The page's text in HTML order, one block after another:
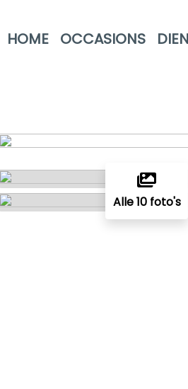
HOME OCCASIONS
Alle 10 foto's